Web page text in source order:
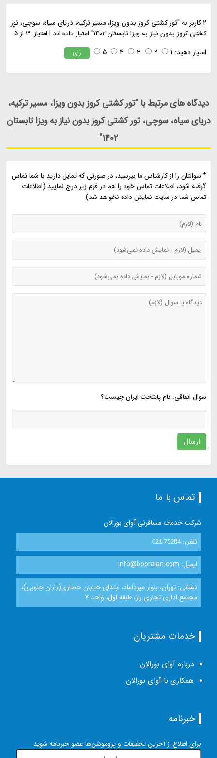
2کاربر به "تور کشتی کروز بدون ویزا، مسیر ترکیه، دریای سیاه، سوچی، تور
کشتی کروز بدون نیاز به ویزا تابستان 1402
" امتیاز داده اند | امتیاز: 3از5
امتیاز دهید: 1
2
3
4
5 رای
دیدگاه های مرتبط با "تور کشتی کروز بدون ویزا، مسیر ترکیه،
دریای سیاه، سوچی، تور کشتی کروز بدون نیاز به ویزا تابستان
1402"
* سوالتان را از کارشناس ما بپرسید، در صورتی که تمایل دارید با شما تماس
گرفته شود، اطلاعات تماس خود را هم در فرم زیر درج نمایید (اطلاعات
تماس شما در سایت نمایش داده نخواهد شد)
سوال اتفاقی: نام پایتخت ایران چیست؟
ارسال
تماس با ما
شرکت خدمات مسافرتی آوای بورالان
تلفن:021 75284
ایمیل: info@booralan.com
نشانی: تهران، بلوار میرداماد، ابتدای خیابان حصاری(رازان جنوبی)،
مجتمع اداری تجاری راز، طبقه اول، واحد 7
خدمات مشتریان
درباره آوای بورالان
همکاری با آوای بورالان
خبرنامه
برای اطلاع از آخرین تخفیفات و پروموشن‌ها عضو خبرنامه شوید